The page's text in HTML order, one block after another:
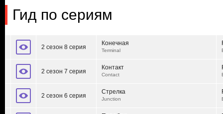
Гид по сериям
2 сезон 8 серия
Конечная
Terminal
2 сезон 7 серия
Контакт
Contact
2 сезон 6 серия
Стрелка
Junction